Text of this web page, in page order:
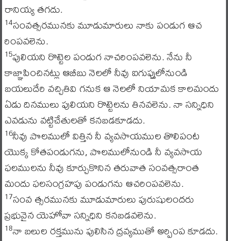
రానియ్య తగదు.
14సంవత్సరమునకు మూడుమారులు నాకు పండుగ ఆచ
రింపవలెను.
15పులియని రొట్టెల పండుగ నాచరింపవలెను. నేను నీ
కాజ్ఞాపించినట్లు ఆబీబు నెలలో నీవు ఐగుప్తులోనుండి
బయలుదేరి వచ్చితివి గనుక ఆ నెలలో నియామక కాలమందు
ఏడు దినములు పులియని రొట్టెలను తినవలెను. నా సన్నిధిని
ఎవడును వట్టిచేతులతో కనబడకూడదు.
16నీవు పొలములో విత్తిన నీ వ్యవసాయముల తొలిపంట
యొక్క కోతపండుగను, పొలములోనుండి నీ వ్యవసాయ
ఫలములను నీవు కూర్చుకొనిన తరువాత సంవత్సరాంత
మందు ఫలసంగ్రహపు పండుగను ఆచరింపవలెను.
17సంవ త్సరమునకు మూడుమారులు పురుషులందరు
ప్రభువైన యెహోవా సన్నిధిని కనబడవలెను.
18నా బలుల రక్తమును పులిసిన ద్రవ్యముతో అర్పింప కూడదు.